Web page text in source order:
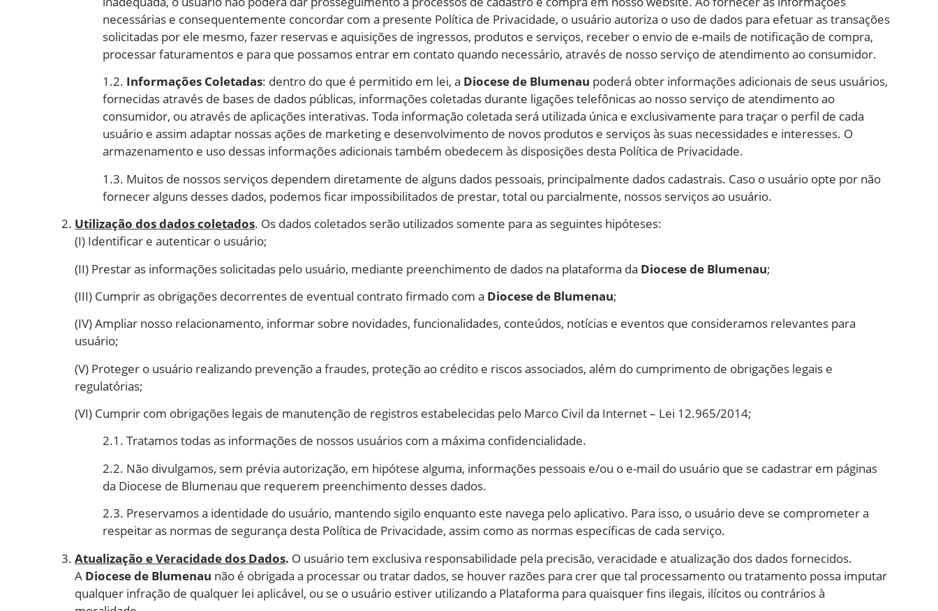
necessárias e consequentemente concordar com a presente Política de Privacidade, o usuário autoriza o uso de dados para efetuar as transações
solicitadas por ele mesmo, fazer reservas e aquisições de ingressos, produtos e serviços, receber o envio de e-mails de notificação de compra,
processar faturamentos e para que possamos entrar em contato quando necessário, através de nosso serviço de atendimento ao consumidor.
1.2. Informações Coletadas: dentro do que é permitido em lei, a Diocese de Blumenau poderá obter informações adicionais de seus usuários,
fornecidas através de bases de dados públicas, informações coletadas durante ligações telefônicas ao nosso serviço de atendimento ao
consumidor, ou através de aplicações interativas. Toda informação coletada será utilizada única e exclusivamente para traçar o perfil de cada
usuário e assim adaptar nossas ações de marketing e desenvolvimento de novos produtos e serviços às suas necessidades e interesses. O
armazenamento e uso dessas informações adicionais também obedecem às disposições desta Política de Privacidade.
1.3. Muitos de nossos serviços dependem diretamente de alguns dados pessoais, principalmente dados cadastrais. Caso o usuário opte por não
fornecer alguns desses dados, podemos ficar impossibilitados de prestar, total ou parcialmente, nossos serviços ao usuário.
Utilização dos dados coletados. Os dados coletados serão utilizados somente para as seguintes hipóteses:
(I) Identificar e autenticar o usuário;
(II) Prestar as informações solicitadas pelo usuário, mediante preenchimento de dados na plataforma da Diocese de Blumenau;
(III) Cumprir as obrigações decorrentes de eventual contrato firmado com a Diocese de Blumenau;
(IV) Ampliar nosso relacionamento, informar sobre novidades, funcionalidades, conteúdos, notícias e eventos que consideramos relevantes para
usuário;
(V) Proteger o usuário realizando prevenção a fraudes, proteção ao crédito e riscos associados, além do cumprimento de obrigações legais e
regulatórias;
(VI) Cumprir com obrigações legais de manutenção de registros estabelecidas pelo Marco Civil da Internet – Lei 12.965/2014;
2.1. Tratamos todas as informações de nossos usuários com a máxima confidencialidade.
2.2. Não divulgamos, sem prévia autorização, em hipótese alguma, informações pessoais e/ou o e-mail do usuário que se cadastrar em páginas
da Diocese de Blumenau que requerem preenchimento desses dados.
2.3. Preservamos a identidade do usuário, mantendo sigilo enquanto este navega pelo aplicativo. Para isso, o usuário deve se comprometer a
respeitar as normas de segurança desta Política de Privacidade, assim como as normas específicas de cada serviço.
Atualização e Veracidade dos Dados. O usuário tem exclusiva responsabilidade pela precisão, veracidade e atualização dos dados fornecidos.
A Diocese de Blumenau não é obrigada a processar ou tratar dados, se houver razões para crer que tal processamento ou tratamento possa imputar
qualquer infração de qualquer lei aplicável, ou se o usuário estiver utilizando a Plataforma para quaisquer fins ilegais, ilícitos ou contrários à